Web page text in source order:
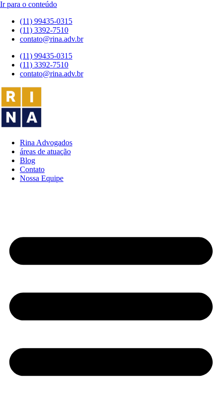
Ir para o conteúdo
(11) 99435-0315
(11) 3392-7510
contato@rina.adv.br
(11) 99435-0315
(11) 3392-7510
contato@rina.adv.br
Rina Advogados
áreas de atuação
Blog
Contato
Nossa Equipe